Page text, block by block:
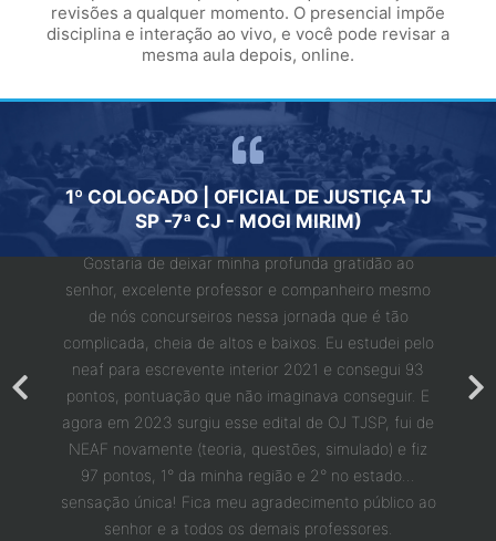
revisões a qualquer momento. O presencial impõe
disciplina e interação ao vivo, e você pode revisar a
mesma aula depois, online.
1º COLOCADO | OFICIAL DE JUSTIÇA TJ
SP -7ª CJ - MOGI MIRIM)
Gostaria de deixar minha profunda gratidão ao
senhor, excelente professor e companheiro mesmo
de nós concurseiros nessa jornada que é tão
complicada, cheia de altos e baixos. Eu estudei pelo
neaf para escrevente interior 2021 e consegui 93
pontos, pontuação que não imaginava conseguir. E
agora em 2023 surgiu esse edital de OJ TJSP, fui de
NEAF novamente (teoria, questões, simulado) e fiz
97 pontos, 1° da minha região e 2° no estado...
sensação única! Fica meu agradecimento público ao
senhor e a todos os demais professores.
Adquiri
que